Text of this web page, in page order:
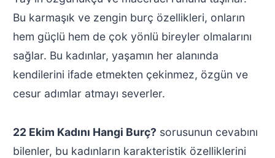
Bu karmaşık ve zengin burç özellikleri, onların
hem güçlü hem de çok yönlü bireyler olmalarını
sağlar. Bu kadınlar, yaşamın her alanında
kendilerini ifade etmekten çekinmez, özgün ve
cesur adımlar atmayı severler.
22 Ekim Kadını Hangi Burç? sorusunun cevabını
bilenler, bu kadınların karakteristik özelliklerini